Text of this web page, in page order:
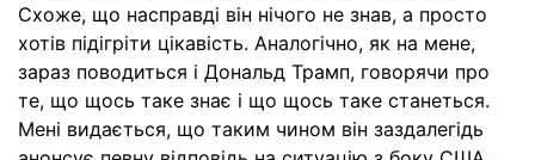
Схоже, що насправді він нічого не знав, а просто
хотів підігріти цікавість. Аналогічно, як на мене,
зараз поводиться і Дональд Трамп, говорячи про
те, що щось таке знає і що щось таке станеться.
Мені видається, що таким чином він заздалегідь